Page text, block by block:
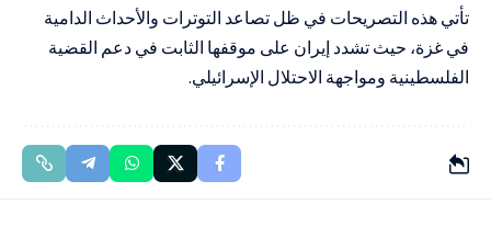
تأتي هذه التصريحات في ظل تصاعد التوترات والأحداث الدامية
في غزة، حيث تشدد إيران على موقفها الثابت في دعم القضية
الفلسطينية ومواجهة الاحتلال الإسرائيلي.